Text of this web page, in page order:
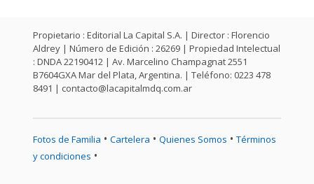
Propietario : Editorial La Capital S.A. | Director : Florencio
Aldrey | Número de Edición : 26269 | Propiedad Intelectual
: DNDA 22190412 | Av. Marcelino Champagnat 2551
B7604GXA Mar del Plata, Argentina. | Teléfono: 0223 478
8491 | contacto@lacapitalmdq.com.ar
Fotos de Familia • Cartelera • Quienes Somos • Términos
y condiciones •